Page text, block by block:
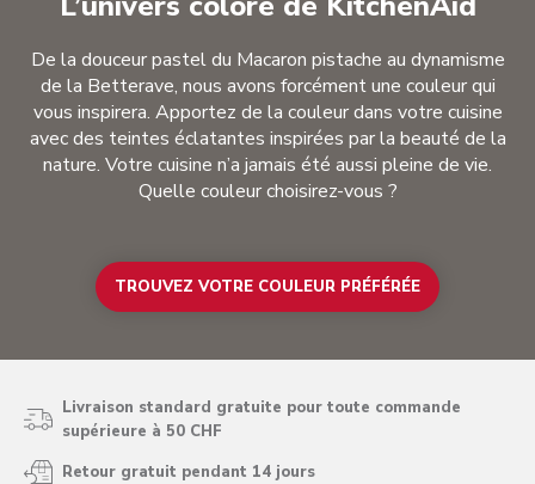
De la douceur pastel du Macaron pistache au dynamisme
de la Betterave, nous avons forcément une couleur qui
vous inspirera. Apportez de la couleur dans votre cuisine
avec des teintes éclatantes inspirées par la beauté de la
nature. Votre cuisine n’a jamais été aussi pleine de vie.
Quelle couleur choisirez-vous ?
TROUVEZ VOTRE COULEUR PRÉFÉRÉE
Livraison standard gratuite pour toute commande
supérieure à 50 CHF
Retour gratuit pendant 14 jours